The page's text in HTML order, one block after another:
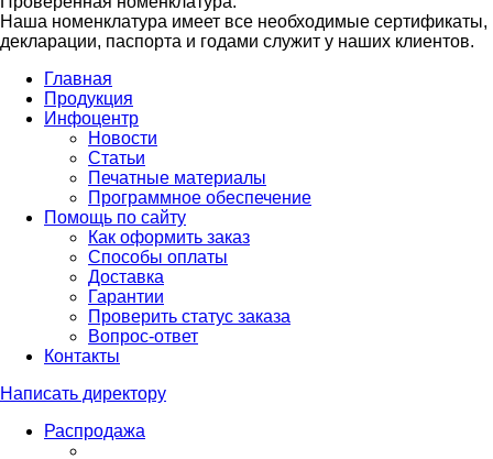
Наша номенклатура имеет все необходимые сертификаты,
декларации, паспорта и годами служит у наших клиентов.
Главная
Продукция
Инфоцентр
Новости
Статьи
Печатные материалы
Программное обеспечение
Помощь по сайту
Как оформить заказ
Способы оплаты
Доставка
Гарантии
Проверить статус заказа
Вопрос-ответ
Контакты
Написать директору
Распродажа